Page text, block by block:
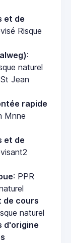
et de
Risque
:
naturel
Jean
rapide
Mnne
et de
: PPR
de cours
naturel
d'origine